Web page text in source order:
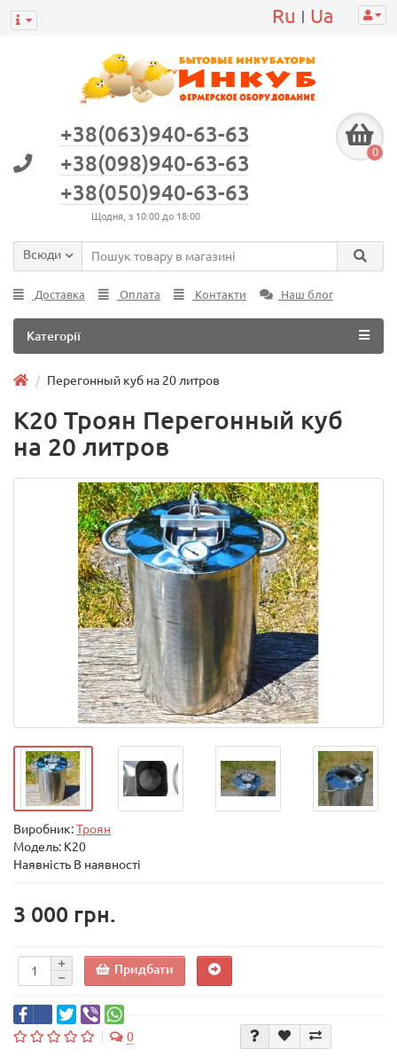
Ru | Ua
+38(063)940-63-63
+38(098)940-63-63
+38(050)940-63-63
Щодня, з 10:00 до 18:00
0
Всюди
Доставка Оплата Контакти Наш блог
Категорії
Перегонный куб на 20 литров
К20 Троян Перегонный куб
на 20 литров
Виробник:Троян
Модель: К20
Наявність В наявності
3 000 грн.
Придбати
0